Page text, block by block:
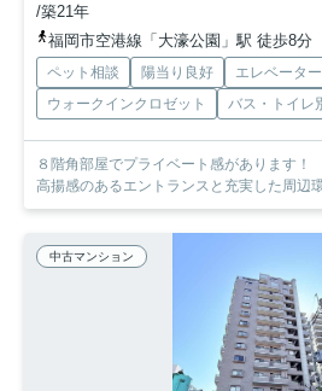
/築21年
福岡市空港線「大濠公園」駅 徒歩8分
ペット相談 陽当り良好 エレベーター
ウォークインクロゼット
バス・トイレ
８階角部屋でプライベート感があります！
高揚感のあるエントランスと充実した周辺
中古マンション